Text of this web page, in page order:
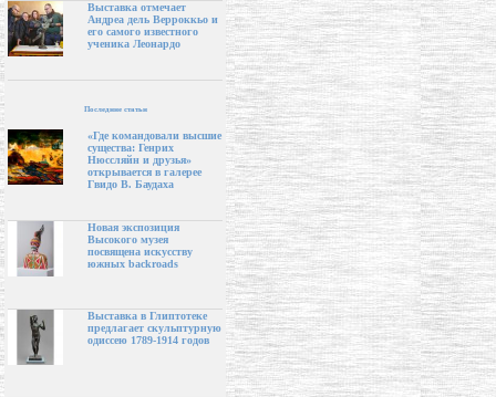
Выставка отмечает
Андреа дель Верроккьо и
его самого известного
ученика Леонардо
Последние статьи
«Где командовали высшие
существа: Генрих
Нюссляйн и друзья»
открывается в галерее
Гвидо В. Баудаха
Новая экспозиция
Высокого музея
посвящена искусству
южных backroads
Выставка в Глиптотеке
предлагает скульптурную
одиссею 1789-1914 годов